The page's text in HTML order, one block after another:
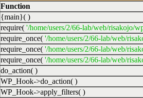
Function
{main}( )
require( '/home/users/2/66-lab/web/risakojo/
require_once( '/home/users/2/66-lab/web/
require_once( '/home/users/2/66-lab/web/
require_once( '/home/users/2/66-lab/web/
do_action( )
WP_Hook->do_action( )
WP_Hook->apply_filters( )